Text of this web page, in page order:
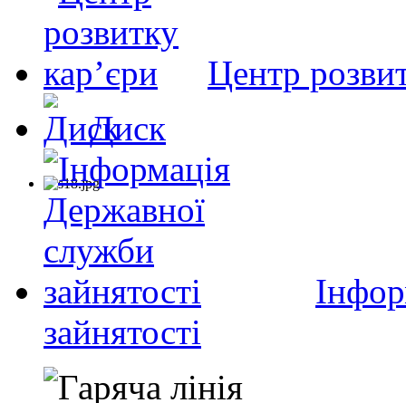
Центр
Диск
зайнятості